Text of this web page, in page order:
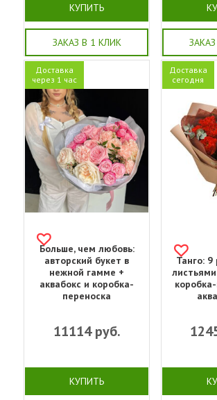
КУПИТЬ
ЗАКАЗ В 1 КЛИК
Доставка
через 1 час
Больше, чем любовь:
авторский букет в
нежной гамме +
аквабокс и коробка-
переноска
11114руб.
КУПИТЬ
Доставка
сегодня
Танго: 9